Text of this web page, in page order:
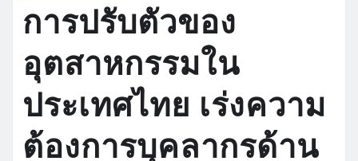
การปรับตัวของ
อุตสาหกรรมใน
ประเทศไทย เร่งความ
ต้องการบุคลากรด้าน